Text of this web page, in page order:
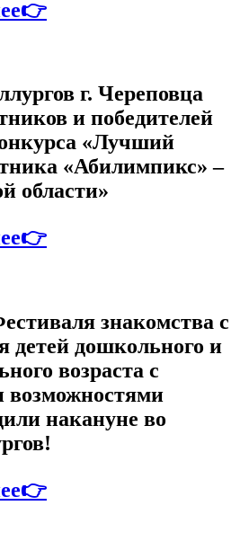
г. Череповца
и победителей
«Лучший
«Абилимпикс» –
области»
знакомства с
детей дошкольного и
возраста с
накануне во